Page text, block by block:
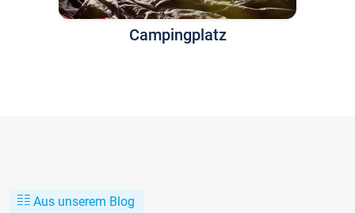
Campingplatz
Aus unserem Blog